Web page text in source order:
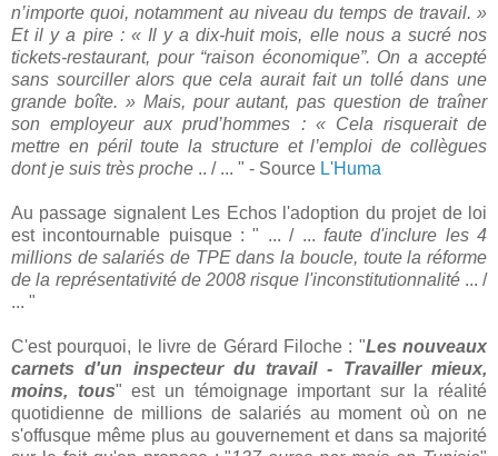
n’importe quoi, notamment au niveau du temps de travail. »
Et il y a pire : « Il y a dix-huit mois, elle nous a sucré nos
tickets-restaurant, pour “raison économique”. On a accepté
sans sourciller alors que cela aurait fait un tollé dans une
grande boîte. » Mais, pour autant, pas question de traîner
son employeur aux prud’hommes : « Cela risquerait de
mettre en péril toute la structure et l’emploi de collègues
dont je suis très proche .. / ... " - Source L'Huma
Au passage signalent Les Echos l'adoption du projet de loi
est incontournable puisque : " ... / ... faute d'inclure les 4
millions de salariés de TPE dans la boucle, toute la réforme
de la représentativité de 2008 risque l'inconstitutionnalité... /
... "
C'est pourquoi, le livre de Gérard Filoche : "Les nouveaux
carnets d'un inspecteur du travail - Travailler mieux,
moins, tous" est un témoignage important sur la réalité
quotidienne de millions de salariés au moment où on ne
s'offusque même plus au gouvernement et dans sa majorité